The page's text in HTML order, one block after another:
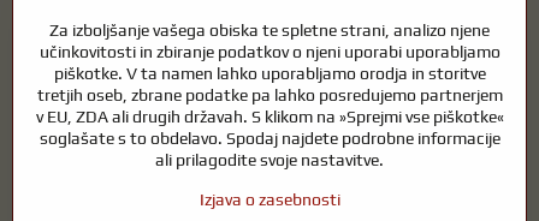
čisto vodo in zdrav ribnik skozi vse leto. Enako pomembna je skrb za
živali, ki so del našega življenja.
Konji potrebujejo kakovostno jahalno opremo, pravilno prehrano in
odgovorno nego, da so zdravi, močni in zadovoljni. Ne glede na to, ali
gre za opremo za jahače, rejce ali ljubitelje narave, je cilj ustvariti
okolje, ki podpira naravno ravnovesje, varnost in dobro počutje živali
Za izboljšanje vašega obiska te spletne strani, analizo njene
učinkovitosti in zbiranje podatkov o njeni uporabi uporabljamo
piškotke. V ta namen lahko uporabljamo orodja in storitve
tretjih oseb, zbrane podatke pa lahko posredujemo partnerjem
v EU, ZDA ali drugih državah. S klikom na »Sprejmi vse piškotke«
soglašate s to obdelavo. Spodaj najdete podrobne informacije
ali prilagodite svoje nastavitve.
Izjava o zasebnosti